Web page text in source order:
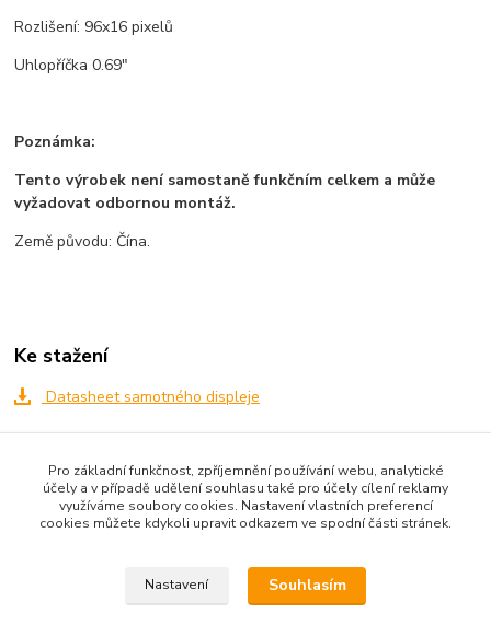
Rozlišení: 96x16 pixelů
Uhlopříčka 0.69"
Poznámka:
Tento výrobek není samostaně funkčním celkem a může
vyžadovat odbornou montáž.
Země původu: Čína.
Ke stažení
Datasheet samotného displeje
Zboží zařazeno v kategoriích
Všechno zboží
Pro základní funkčnost, zpříjemnění používání webu, analytické
účely a v případě udělení souhlasu také pro účely cílení reklamy
využíváme soubory cookies. Nastavení vlastních preferencí
cookies můžete kdykoli upravit odkazem ve spodní části stránek.
Nastavení Souhlasím